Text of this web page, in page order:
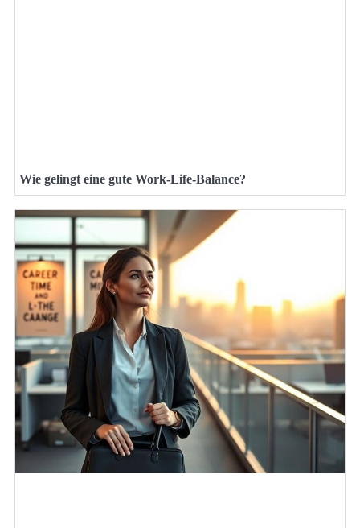
Wie gelingt eine gute Work-Life-Balance?